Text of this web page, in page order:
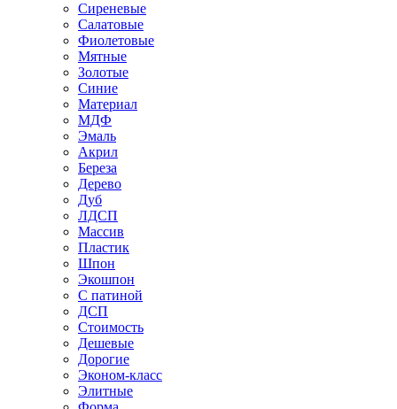
Сиреневые
Салатовые
Фиолетовые
Мятные
Золотые
Синие
Материал
МДФ
Эмаль
Акрил
Береза
Дерево
Дуб
ЛДСП
Массив
Пластик
Шпон
Экошпон
С патиной
ДСП
Стоимость
Дешевые
Дорогие
Эконом-класс
Элитные